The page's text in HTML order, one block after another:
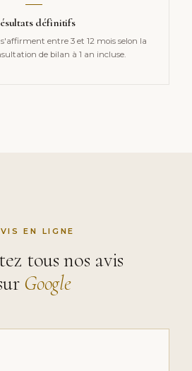
définitifs
entre 3 et 12 mois selon la
de bilan à 1 an incluse.
EN LIGNE
tous nos avis
Google